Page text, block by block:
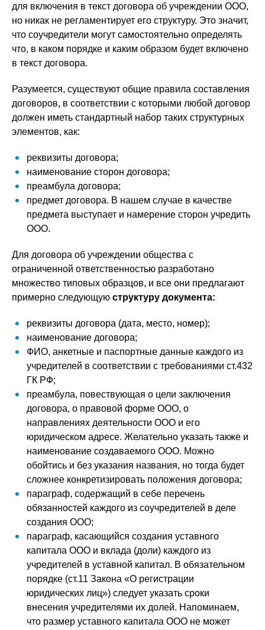
для включения в текст договора об учреждении ООО,
но никак не регламентирует его структуру. Это значит,
что соучредители могут самостоятельно определять
что, в каком порядке и каким образом будет включено
в текст договора.
Разумеется, существуют общие правила составления
договоров, в соответствии с которыми любой договор
должен иметь стандартный набор таких структурных
элементов, как:
реквизиты договора;
наименование сторон договора;
преамбула договора;
предмет договора. В нашем случае в качестве
предмета выступает и намерение сторон учредить
ООО.
Для договора об учреждении общества с
ограниченной ответственностью разработано
множество типовых образцов, и все они предлагают
примерно следующую структуру документа:
реквизиты договора (дата, место, номер);
наименование договора;
ФИО, анкетные и паспортные данные каждого из
учредителей в соответствии с требованиями ст.432
ГК РФ;
преамбула, повествующая о цели заключения
договора, о правовой форме ООО, о
направлениях деятельности ООО и его
юридическом адресе. Желательно указать также и
наименование создаваемого ООО. Можно
обойтись и без указания названия, но тогда будет
сложнее конкретизировать положения договора;
параграф, содержащий в себе перечень
обязанностей каждого из соучредителей в деле
создания ООО;
параграф, касающийся создания уставного
капитала ООО и вклада (доли) каждого из
учредителей в уставной капитал. В обязательном
порядке (ст.11 Закона «О регистрации
юридических лиц») следует указать сроки
внесения учредителями их долей. Напоминаем,
что размер уставного капитала ООО не может